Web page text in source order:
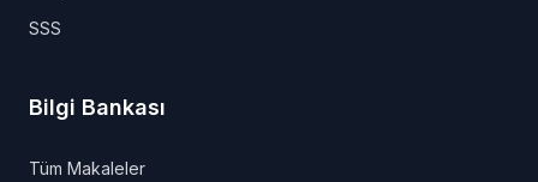
SSS
Bilgi Bankası
Tüm Makaleler